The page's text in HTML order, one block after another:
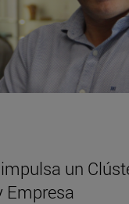
un
Empresa